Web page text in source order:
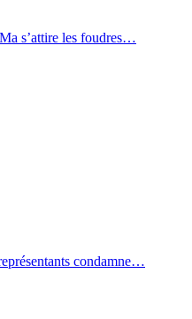
s’attire les foudres…
condamne…